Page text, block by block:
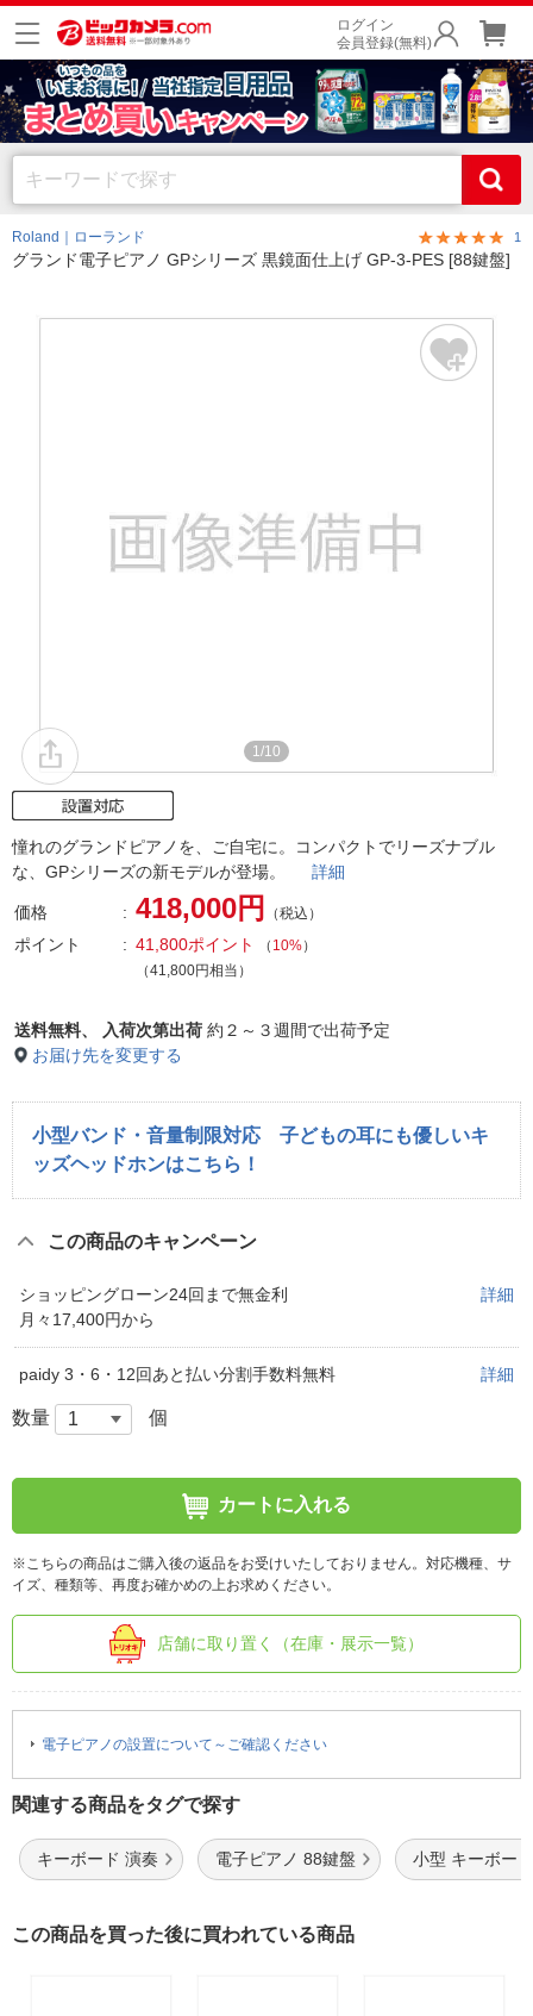
ログイン
会員登録(無料)
Roland｜ローランド 1
グランド電子ピアノ GPシリーズ 黒鏡面仕上げ GP-3-PES [88鍵盤]
1/10
憧れのグランドピアノを、ご自宅に。コンパクトでリーズナブル
な、GPシリーズの新モデルが登場。 詳細
価格 418,000円 （税込）
ポイント 41,800ポイント （ 10%）
（41,800円相当）
送料無料、 入荷次第出荷 約２～３週間で出荷予定
お届け先を変更する
小型バンド・音量制限対応 子どもの耳にも優しいキ
ッズヘッドホンはこちら！
この商品のキャンペーン
ショッピングローン24回まで無金利
月々17,400円から
詳細
paidy 3・6・12回あと払い分割手数料無料 詳細
数量 個
カートに入れる
※こちらの商品はご購入後の返品をお受けいたしておりません。対応機種、サ
イズ、種類等、再度お確かめの上お求めください。
店舗に取り置く（在庫・展示一覧）
電子ピアノの設置について～ご確認ください
関連する商品をタグで探す
キーボード 演奏 電子ピアノ 88鍵盤 小型 キーボード
この商品を買った後に買われている商品